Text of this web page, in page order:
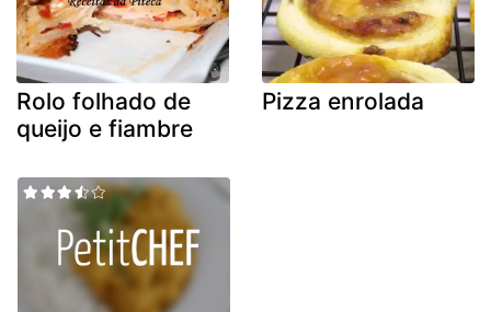
Rolo folhado de
queijo e fiambre
Pizza enrolada